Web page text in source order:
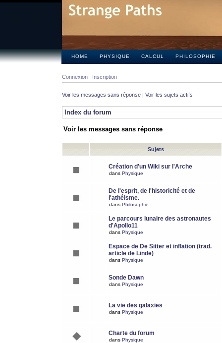
HOME PHYSIQUE CALCUL PHILOSOPHIE
Connexion Inscription
Voir les messages sans réponse | Voir les sujets actifs
Index du forum
Voir les messages sans réponse
Sujets
Création d'un Wiki sur l'Arche
dans Physique
De l'esprit, de l'historicité et de
l'athéisme.
dans Philosophie
Le parcours lunaire des astronautes
d'Apollo11
dans Physique
Espace de De Sitter et inflation (trad.
article de Linde)
dans Physique
Sonde Dawn
dans Physique
La vie des galaxies
dans Physique
Charte du forum
dans Physique